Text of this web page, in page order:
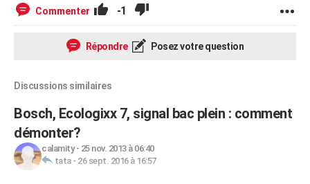
Commenter -1
Répondre Posez votre question
Discussions similaires
Bosch, Ecologixx 7, signal bac plein : comment
démonter?
calamity- 25 nov. 2013 à 06:40
tata- 26 sept. 2016 à 16:57